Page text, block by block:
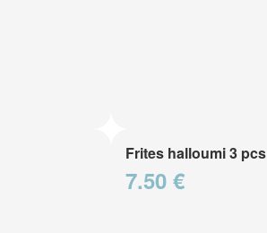
Frites halloumi 3 pcs
7.50 €